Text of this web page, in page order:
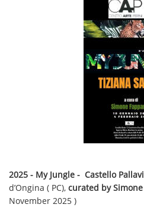
2025 - My Jungle - Castello
d’Ongina ( PC), curated by
November 2025 )